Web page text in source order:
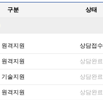
구분 상태